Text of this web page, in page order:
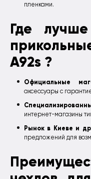
пленками.
Где
A92s ?
Официальные
аксессуары с
интернет-магазины
Рынок в Киеве и
предложений для